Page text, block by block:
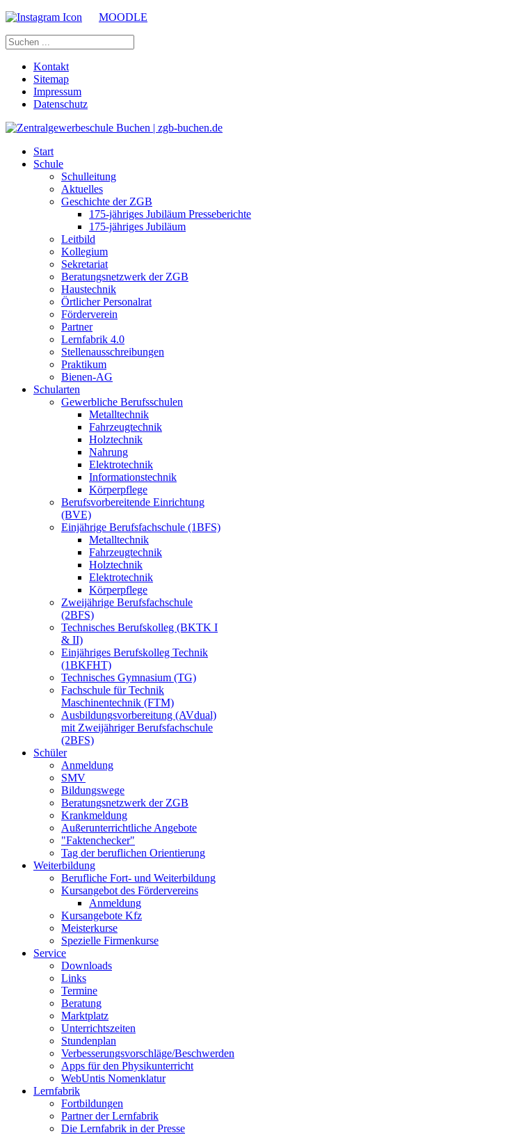
MOODLE
Kontakt
Sitemap
Impressum
Datenschutz
Start
Schule
Schulleitung
Aktuelles
Geschichte der ZGB
175-jähriges Jubiläum Presseberichte
175-jähriges Jubiläum
Leitbild
Kollegium
Sekretariat
Beratungsnetzwerk der ZGB
Haustechnik
Örtlicher Personalrat
Förderverein
Partner
Lernfabrik 4.0
Stellenausschreibungen
Praktikum
Bienen-AG
Schularten
Gewerbliche Berufsschulen
Metalltechnik
Fahrzeugtechnik
Holztechnik
Nahrung
Elektrotechnik
Informationstechnik
Körperpflege
Berufsvorbereitende Einrichtung
(BVE)
Einjährige Berufsfachschule (1BFS)
Metalltechnik
Fahrzeugtechnik
Holztechnik
Elektrotechnik
Körperpflege
Zweijährige Berufsfachschule
(2BFS)
Technisches Berufskolleg (BKTK I
& II)
Einjähriges Berufskolleg Technik
(1BKFHT)
Technisches Gymnasium (TG)
Fachschule für Technik
Maschinentechnik (FTM)
Ausbildungsvorbereitung (AVdual)
mit Zweijähriger Berufsfachschule
(2BFS)
Schüler
Anmeldung
SMV
Bildungswege
Beratungsnetzwerk der ZGB
Krankmeldung
Außerunterrichtliche Angebote
"Faktenchecker"
Tag der beruflichen Orientierung
Weiterbildung
Berufliche Fort- und Weiterbildung
Kursangebot des Fördervereins
Anmeldung
Kursangebote Kfz
Meisterkurse
Spezielle Firmenkurse
Service
Downloads
Links
Termine
Beratung
Marktplatz
Unterrichtszeiten
Stundenplan
Verbesserungsvorschläge/Beschwerden
Apps für den Physikunterricht
WebUntis Nomenklatur
Lernfabrik
Fortbildungen
Partner der Lernfabrik
Die Lernfabrik in der Presse